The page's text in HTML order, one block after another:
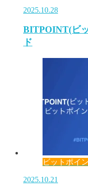
2025.10.28
BITPOINT(ビ
ド
ビットポイ
2025.10.21